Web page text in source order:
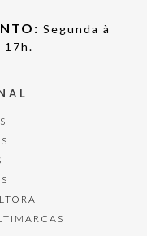
Segunda à
17h.